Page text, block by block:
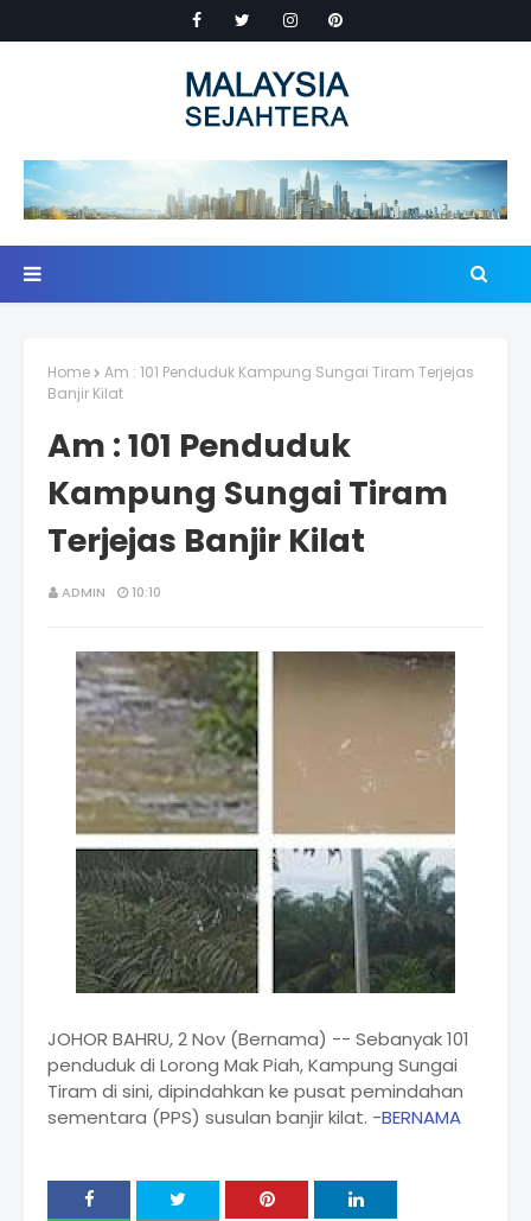
Home
Am : 101 Penduduk Kampung Sungai Tiram Terjejas
Banjir Kilat
Am : 101 Penduduk
Kampung Sungai Tiram
Terjejas Banjir Kilat
ADMIN 10:10
JOHOR BAHRU, 2 Nov (Bernama) -- Sebanyak 101
penduduk di Lorong Mak Piah, Kampung Sungai
Tiram di sini, dipindahkan ke pusat pemindahan
sementara (PPS) susulan banjir kilat. -BERNAMA